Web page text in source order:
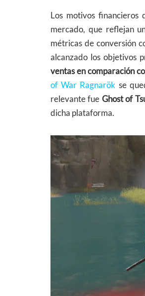
Los motivos financieros
mercado, que reflejan
métricas de conversión
alcanzado los objetivos
ventas en comparación
of War Ragnarök se
relevante fue Ghost of
dicha plataforma.